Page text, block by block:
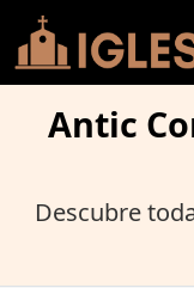
Antic
Descubre